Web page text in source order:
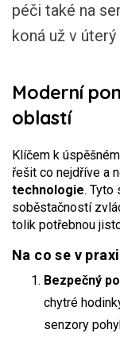
péči také na
koná už v
Moderní
oblastí
Klíčem k
řešit co nejdříve a
technologie. Tyto
soběstačností
tolik potřebnou
Na co se v
Bezpečný
chytré
senzory